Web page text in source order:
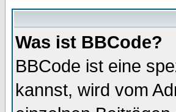
Was ist BBCode?
BBCode ist eine
kannst, wird vom